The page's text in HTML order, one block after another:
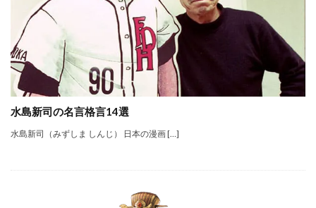
水島新司の名言格言14選
水島新司（みずしま しんじ） 日本の漫画 […]